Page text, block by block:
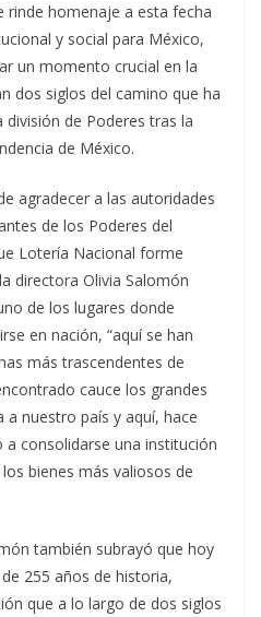
rinde homenaje a esta fecha
y social para México,
un momento crucial en la
dos siglos del camino que ha
división de Poderes tras la
de México.
agradecer a las autoridades
de los Poderes del
Lotería Nacional forme
directora Olivia Salomón
de los lugares donde
en nación, “aquí se han
más trascendentes de
cauce los grandes
nuestro país y aquí, hace
consolidarse una institución
bienes más valiosos de
también subrayó que hoy
255 años de historia,
que a lo largo de dos siglos